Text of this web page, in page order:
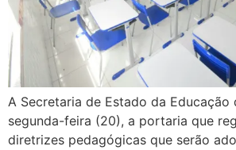
A Secretaria de Estado da Educação
segunda-feira (20), a portaria que
diretrizes pedagógicas que serão